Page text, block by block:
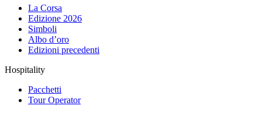
La Corsa
Edizione 2026
Simboli
Albo d’oro
Edizioni precedenti
Hospitality
Pacchetti
Tour Operator